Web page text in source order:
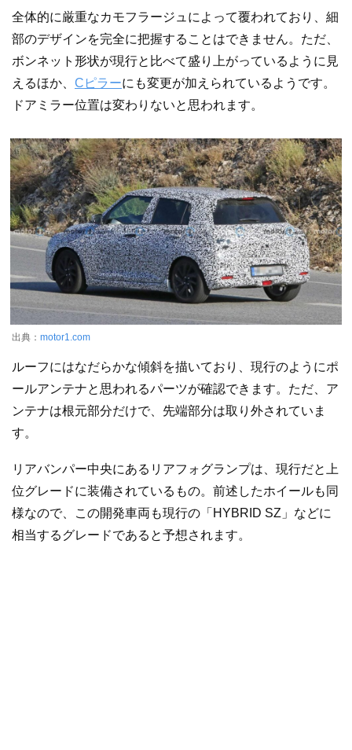
全体的に厳重なカモフラージュによって覆われており、細
部のデザインを完全に把握することはできません。ただ、
ボンネット形状が現行と比べて盛り上がっているように見
えるほか、 Cピラーにも変更が加えられているようです。
ドアミラー位置は変わりないと思われます。
出典： motor1.com
ルーフにはなだらかな傾斜を描いており、現行のようにポ
ールアンテナと思われるパーツが確認できます。ただ、ア
ンテナは根元部分だけで、先端部分は取り外されていま
す。
リアバンパー中央にあるリアフォグランプは、現行だと上
位グレードに装備されているもの。前述したホイールも同
様なので、この開発車両も現行の「HYBRID SZ」などに
相当するグレードであると予想されます。